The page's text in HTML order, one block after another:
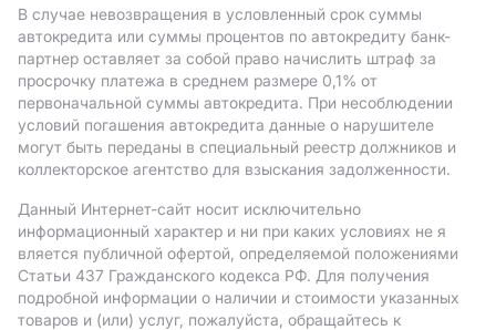
В случае невозвращения в условленный срок суммы
автокредита или суммы процентов по автокредиту банк-
партнер оставляет за собой право начислить штраф за
просрочку платежа в среднем размере 0,1% от
первоначальной суммы автокредита. При несоблюдении
условий погашения автокредита данные о нарушителе
могут быть переданы в специальный реестр должников и
коллекторское агентство для взыскания задолженности.
Данный Интернет-сайт носит исключительно
информационный характер и ни при каких условиях не я
вляется публичной офертой, определяемой положениями
Статьи 437 Гражданского кодекса РФ. Для получения
подробной информации о наличии и стоимости указанных
товаров и (или) услуг, пожалуйста, обращайтесь к